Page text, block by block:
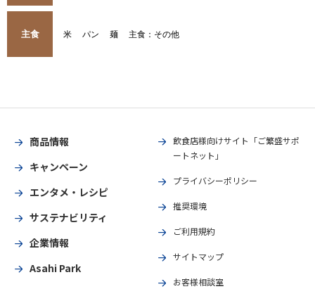
主食 米 パン 麺 主食：その他
商品情報
キャンペーン
エンタメ・レシピ
サステナビリティ
企業情報
Asahi Park
飲食店様向けサイト「ご繁盛サポ
ートネット」
プライバシーポリシー
推奨環境
ご利用規約
サイトマップ
お客様相談室